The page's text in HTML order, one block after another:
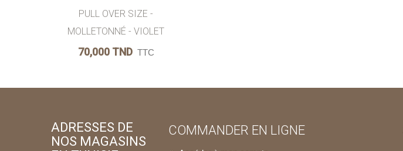
AJOUTER AU PANIER AIMER
PULL OVER SIZE -
MOLLETONNÉ - VIOLET
70,000 TND TTC
ADRESSES DE
NOS MAGASINS
COMMANDER EN LIGNE